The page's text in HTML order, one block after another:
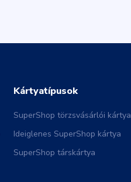
Kártyatípusok
SuperShop törzsvásárlói kártya
Ideiglenes SuperShop kártya
SuperShop társkártya